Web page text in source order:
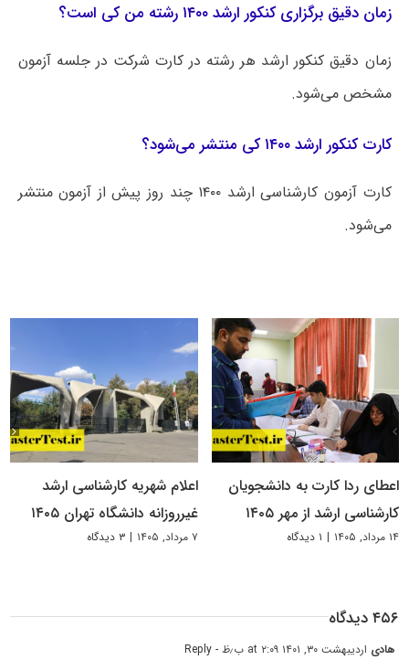
زمان دقیق برگزاری کنکور ارشد ۱۴۰۰ رشته من کی است؟
زمان دقیق کنکور ارشد هر رشته در کارت شرکت در جلسه آزمون
مشخص می‌شود.
کارت کنکور ارشد ۱۴۰۰ کی منتشر می‌شود؟
کارت آزمون کارشناسی ارشد ۱۴۰۰ چند روز پیش از آزمون منتشر
می‌شود.
اعطای ردا کارت به دانشجویان
کارشناسی ارشد از مهر ۱۴۰۵
۱۴ مرداد, ۱۴۰۵ | ۱ دیدگاه
اعلام شهریه کارشناسی ارشد
غیرروزانه دانشگاه تهران ۱۴۰۵
۷ مرداد, ۱۴۰۵ | ۳ دیدگاه
۴۵۶ دیدگاه
هادی اردیبهشت ۳۰, ۱۴۰۱ at ۲:۰۹ ب٫ظ - Reply